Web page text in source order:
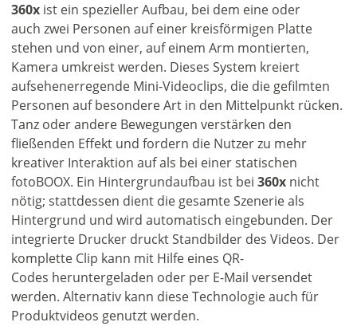
360x ist ein spezieller Aufbau, bei dem eine oder
auch zwei Personen auf einer kreisförmigen Platte
stehen und von einer, auf einem Arm montierten,
Kamera umkreist werden. Dieses System kreiert
aufsehenerregende Mini-Videoclips, die die gefilmten
Personen auf besondere Art in den Mittelpunkt rücken.
Tanz oder andere Bewegungen verstärken den
fließenden Effekt und fordern die Nutzer zu mehr
kreativer Interaktion auf als bei einer statischen
fotoBOOX. Ein Hintergrundaufbau ist bei360x nicht
nötig; stattdessen dient die gesamte Szenerie als
Hintergrund und wird automatisch eingebunden. Der
integrierte Drucker druckt Standbilder des Videos. Der
komplette Clip kann mit Hilfe eines QR-
Codes heruntergeladen oder per E-Mail versendet
werden. Alternativ kann diese Technologie auch für
Produktvideos genutzt werden.